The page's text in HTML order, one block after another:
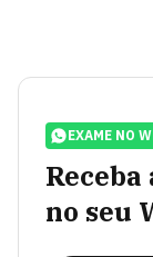
EXAME NO
no seu